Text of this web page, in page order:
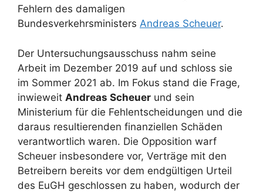
Fehlern des damaligen
Bundesverkehrsministers Andreas Scheuer.
Der Untersuchungsausschuss nahm seine
Arbeit im Dezember 2019 auf und schloss sie
im Sommer 2021 ab. Im Fokus stand die Frage,
inwieweit Andreas Scheuer und sein
Ministerium für die Fehlentscheidungen und die
daraus resultierenden finanziellen Schäden
verantwortlich waren. Die Opposition warf
Scheuer insbesondere vor, Verträge mit den
Betreibern bereits vor dem endgültigen Urteil
des EuGH geschlossen zu haben, wodurch der